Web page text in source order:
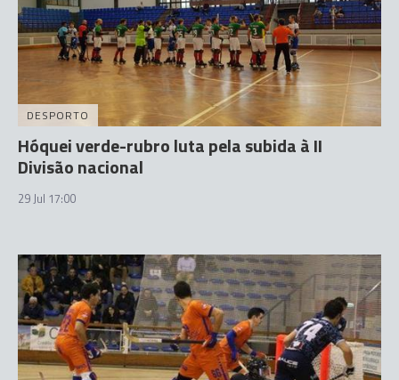
DESPORTO
Hóquei verde-rubro luta pela subida à II
Divisão nacional
29 Jul 17:00